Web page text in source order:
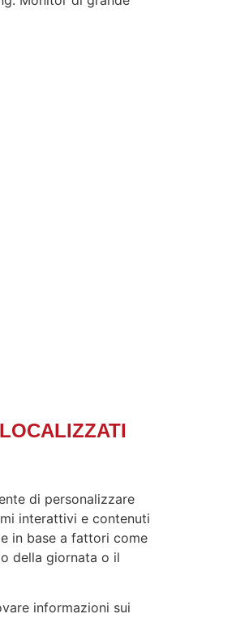
di personalizzare
interattivi e contenuti
in base a fattori come
della giornata o il
informazioni sui